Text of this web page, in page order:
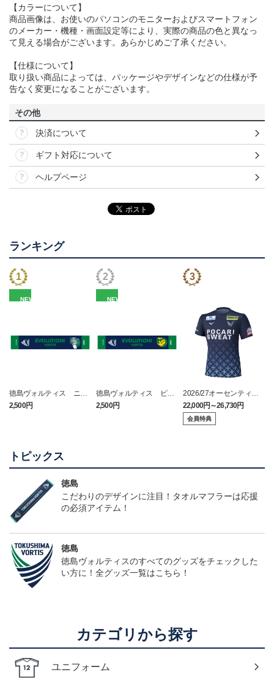
【カラーについて】
商品画像は、お使いのパソコンのモニターおよびスマートフォン
のメーカー・機種・画面設定等により、実際の商品の色と異なっ
て見える場合がございます。あらかじめご了承ください。
【仕様について】
取り扱い商品によっては、パッケージやデザインなどの仕様が予
告なく変更になることがございます。
その他
決済について
ギフト対応について
ヘルプページ
ランキング
NEW
徳島ヴォルティス ニョ
ロボン タオルマフラー
2,500円
NEW
徳島ヴォルティス ピカ
チュウ タオルマフラー
2,500円
2026/27オーセンティッ
クユニフォーム(FP1st/半
袖)
22,000円～26,730円
会員特典
トピックス
徳島
こだわりのデザインに注目！タオルマフラーは応援
の必須アイテム！
徳島
徳島ヴォルティスのすべてのグッズをチェックした
い方に！全グッズ一覧はこちら！
カテゴリから探す
ユニフォーム